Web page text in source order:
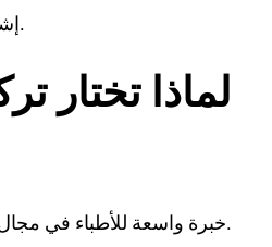
إشراف طبي متخصص.
لماذا تختار
خبرة واسعة للأطباء في مجال طب النساء والتوليد.